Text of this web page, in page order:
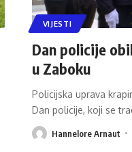
VIJESTI
Dan policije
u Zaboku
Policijska uprava
Dan policije, koji se
Hannelore Arnaut